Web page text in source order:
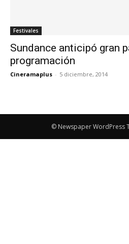
Festivales
Sundance anticipó gran
programación
Cineramaplus - 5 diciembre, 2014
© Newspaper WordPress